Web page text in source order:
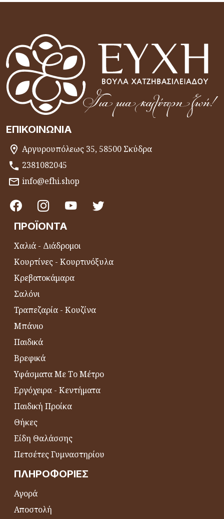
ΕΠΙΚΟΙΝΩΝΊΑ
Αργυρουπόλεως 35, 58500 Σκύδρα
2381082045
info@efhi.shop
ΠΡΟΪΌΝΤΑ
Χαλιά - Διάδρομοι
Κουρτίνες - Κουρτινόξυλα
Κρεβατοκάμαρα
Σαλόνι
Τραπεζαρία - Κουζίνα
Μπάνιο
Παιδικά
Βρεφικά
Υφάσματα Με Το Μέτρο
Εργόχειρα - Κεντήματα
Παιδική Προίκα
Θήκες
Είδη Θαλάσσης
Πετσέτες Γυμναστηρίου
ΠΛΗΡΟΦΟΡΊΕΣ
Αγορά
Αποστολή